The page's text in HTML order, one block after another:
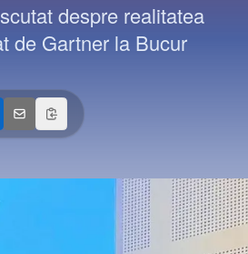
despre realitatea
de Gartner la Bucur